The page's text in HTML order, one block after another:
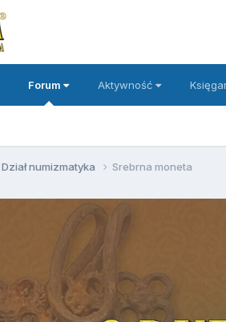
Forum Aktywność
Dział numizmatyka Srebrna moneta